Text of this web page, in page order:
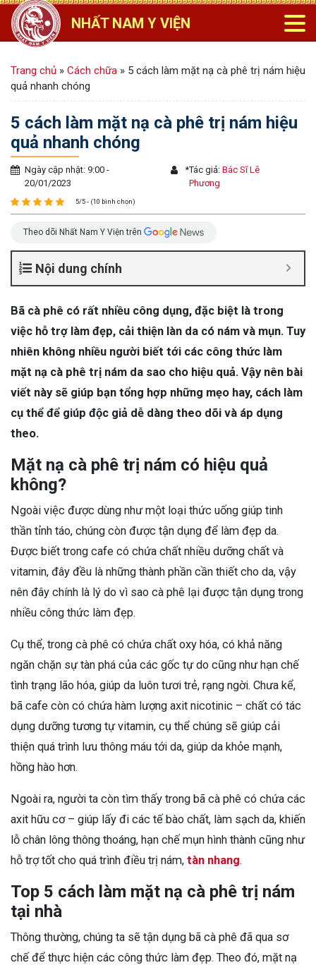
NHẤT NAM Y VIỆN
Trang chủ » Cách chữa » 5 cách làm mặt nạ cà phê trị nám hiệu
quả nhanh chóng
5 cách làm mặt nạ cà phê trị nám hiệu
quả nhanh chóng
Ngày cập nhật: 9:00 -
20/01/2023
*Tác giả:Bác Sĩ Lê
Phương
5/5 - (10 bình chọn)
Theo dõi Nhất Nam Y Viện trên
Nội dung chính
Bã cà phê có rất nhiều công dụng, đặc biệt là trong
việc hỗ trợ làm đẹp, cải thiện làn da có nám và mụn. Tuy
nhiên không nhiều người biết tới các công thức làm
mặt nạ cà phê trị nám da sao cho hiệu quả. Vậy nên bài
viết này sẽ giúp bạn tổng hợp những mẹo hay, cách làm
cụ thể để giúp độc giả dễ dàng theo dõi và áp dụng
theo.
Mặt nạ cà phê trị nám có hiệu quả
không?
Ngoài việc được dùng như một loại thức uống giúp tinh
thần tỉnh táo, chúng còn được tận dụng để làm đẹp da.
Được biết trong cafe có chứa chất nhiều dưỡng chất và
vitamin, đây đều là những thành phần cần thiết cho da, vậy
nên đây chính là lý do vì sao cà phê lại được tận dụng trong
nhiều công thức làm đẹp.
Cụ thể, trong cà phê có chứa chất oxy hóa, có khả năng
ngăn chặn sự tàn phá của các gốc tự do cũng như hạn chế
tình trạng lão hóa, giúp da luôn tươi trẻ, rạng ngời. Chưa kể,
bã cafe còn có chứa hàm lượng axit nicotinic – chất có tác
dụng dưỡng tương tự vitamin, cụ thể chúng sẽ giúp cải
thiện quá trình lưu thông máu tới da, giúp da khỏe mạnh,
hồng hào hơn.
Ngoài ra, người ta còn tìm thấy trong bã cà phê có chứa các
axit hữu cơ – giúp lấy đi các tế bào chất, làm sạch da, khiến
lỗ chân lông thông thoáng, hạn chế mụn hình thành cũng như
hỗ trợ tốt cho quá trình điều trị nám, tàn nhang.
Top 5 cách làm mặt nạ cà phê trị nám
tại nhà
Thông thường, chúng ta sẽ tận dụng bã cà phê đã qua sơ
chế để thực hiện các công thức làm đẹp. Theo đó, mặt nạ